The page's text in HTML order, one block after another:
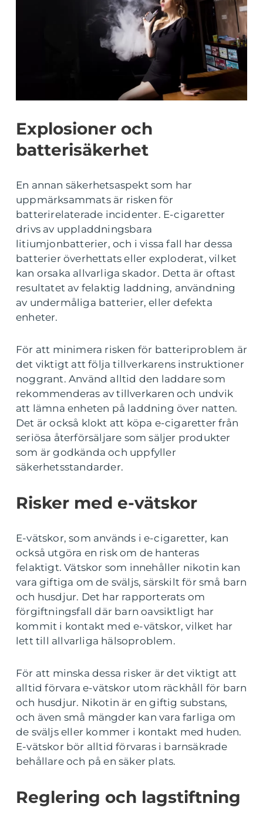
Explosioner och
batterisäkerhet
En annan säkerhetsaspekt som har
uppmärksammats är risken för
batterirelaterade incidenter. E-cigaretter
drivs av uppladdningsbara
litiumjonbatterier, och i vissa fall har dessa
batterier överhettats eller exploderat, vilket
kan orsaka allvarliga skador. Detta är oftast
resultatet av felaktig laddning, användning
av undermåliga batterier, eller defekta
enheter.
För att minimera risken för batteriproblem är
det viktigt att följa tillverkarens instruktioner
noggrant. Använd alltid den laddare som
rekommenderas av tillverkaren och undvik
att lämna enheten på laddning över natten.
Det är också klokt att köpa e-cigaretter från
seriösa återförsäljare som säljer produkter
som är godkända och uppfyller
säkerhetsstandarder.
Risker med e-vätskor
E-vätskor, som används i e-cigaretter, kan
också utgöra en risk om de hanteras
felaktigt. Vätskor som innehåller nikotin kan
vara giftiga om de sväljs, särskilt för små barn
och husdjur. Det har rapporterats om
förgiftningsfall där barn oavsiktligt har
kommit i kontakt med e-vätskor, vilket har
lett till allvarliga hälsoproblem.
För att minska dessa risker är det viktigt att
alltid förvara e-vätskor utom räckhåll för barn
och husdjur. Nikotin är en giftig substans,
och även små mängder kan vara farliga om
de sväljs eller kommer i kontakt med huden.
E-vätskor bör alltid förvaras i barnsäkrade
behållare och på en säker plats.
Reglering och lagstiftning